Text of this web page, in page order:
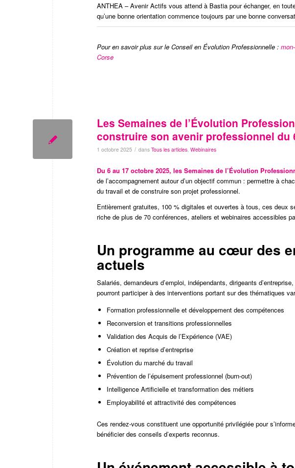
ANTHEA – Avenir Actifs vous attend à Bastia pour échanger, en
qu’une bonne orientation commence toujours par une bonne
Pour en savoir plus sur le Conseil en Évolution Professionnelle :
Corse
Les Semaines de l’Évolution
construire son avenir professionnel du
1 octobre 2025 / dans Tous les articles Webinaires
Du 6 au 17 octobre 2025, les Semaines de l’Évolution
de l’accompagnement autour d’un objectif commun : permettre à
du travail et de construire son projet professionnel.
Entièrement gratuites, 100 % digitales et ouvertes à tous, ces deux
riche de plus de 70 conférences, ateliers et webinaires accessibles
Un programme au cœur des
actuels
Salariés, demandeurs d’emploi, indépendants, dirigeants
pourront participer à des interventions portant sur des thématiques
Formation professionnelle et développement des compétences
Reconversion et transitions professionnelles
Validation des Acquis de l’Expérience (VAE)
Création et reprise d’entreprise
Évolution du marché du travail
Prévention de l’épuisement professionnel (burn-out)
Intelligence Artificielle et transformation des métiers
Employabilité et attractivité des compétences
Ces rendez-vous constituent une opportunité privilégiée pour
bénéficier des conseils d’experts reconnus.